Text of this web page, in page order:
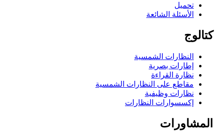
تحميل
الأسئلة الشائعة
كتالوج
النظارات الشمسية
إطارات بصرية
نظارة القراءة
مقاطع على النظارات الشمسية
نظارات وظيفية
إكسسوارات النظارات
المشاورات